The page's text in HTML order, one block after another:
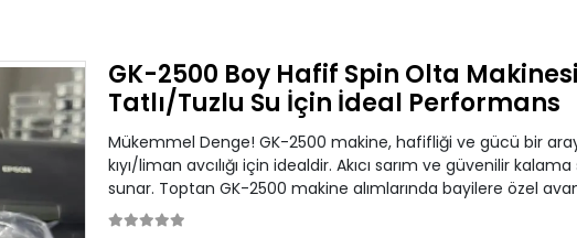
GK-2500 Boy Hafif Spin Olta
Tatlı/Tuzlu Su İçin İdeal Performans
Mükemmel Denge! GK-2500 makine, hafifliği ve gücü bir
kıyı/liman avcılığı için idealdir. Akıcı sarım ve güvenilir
sunar. Toptan GK-2500 makine alımlarında bayilere özel